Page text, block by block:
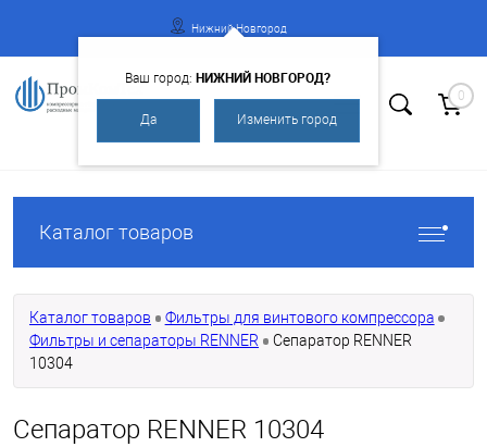
Нижний Новгород
Ваш город: НИЖНИЙ НОВГОРОД?
Да Изменить город
0
Каталог товаров
Каталог товаров
Фильтры для винтового компрессора
Фильтры и сепараторы RENNER
Сепаратор RENNER
10304
Сепаратор RENNER 10304